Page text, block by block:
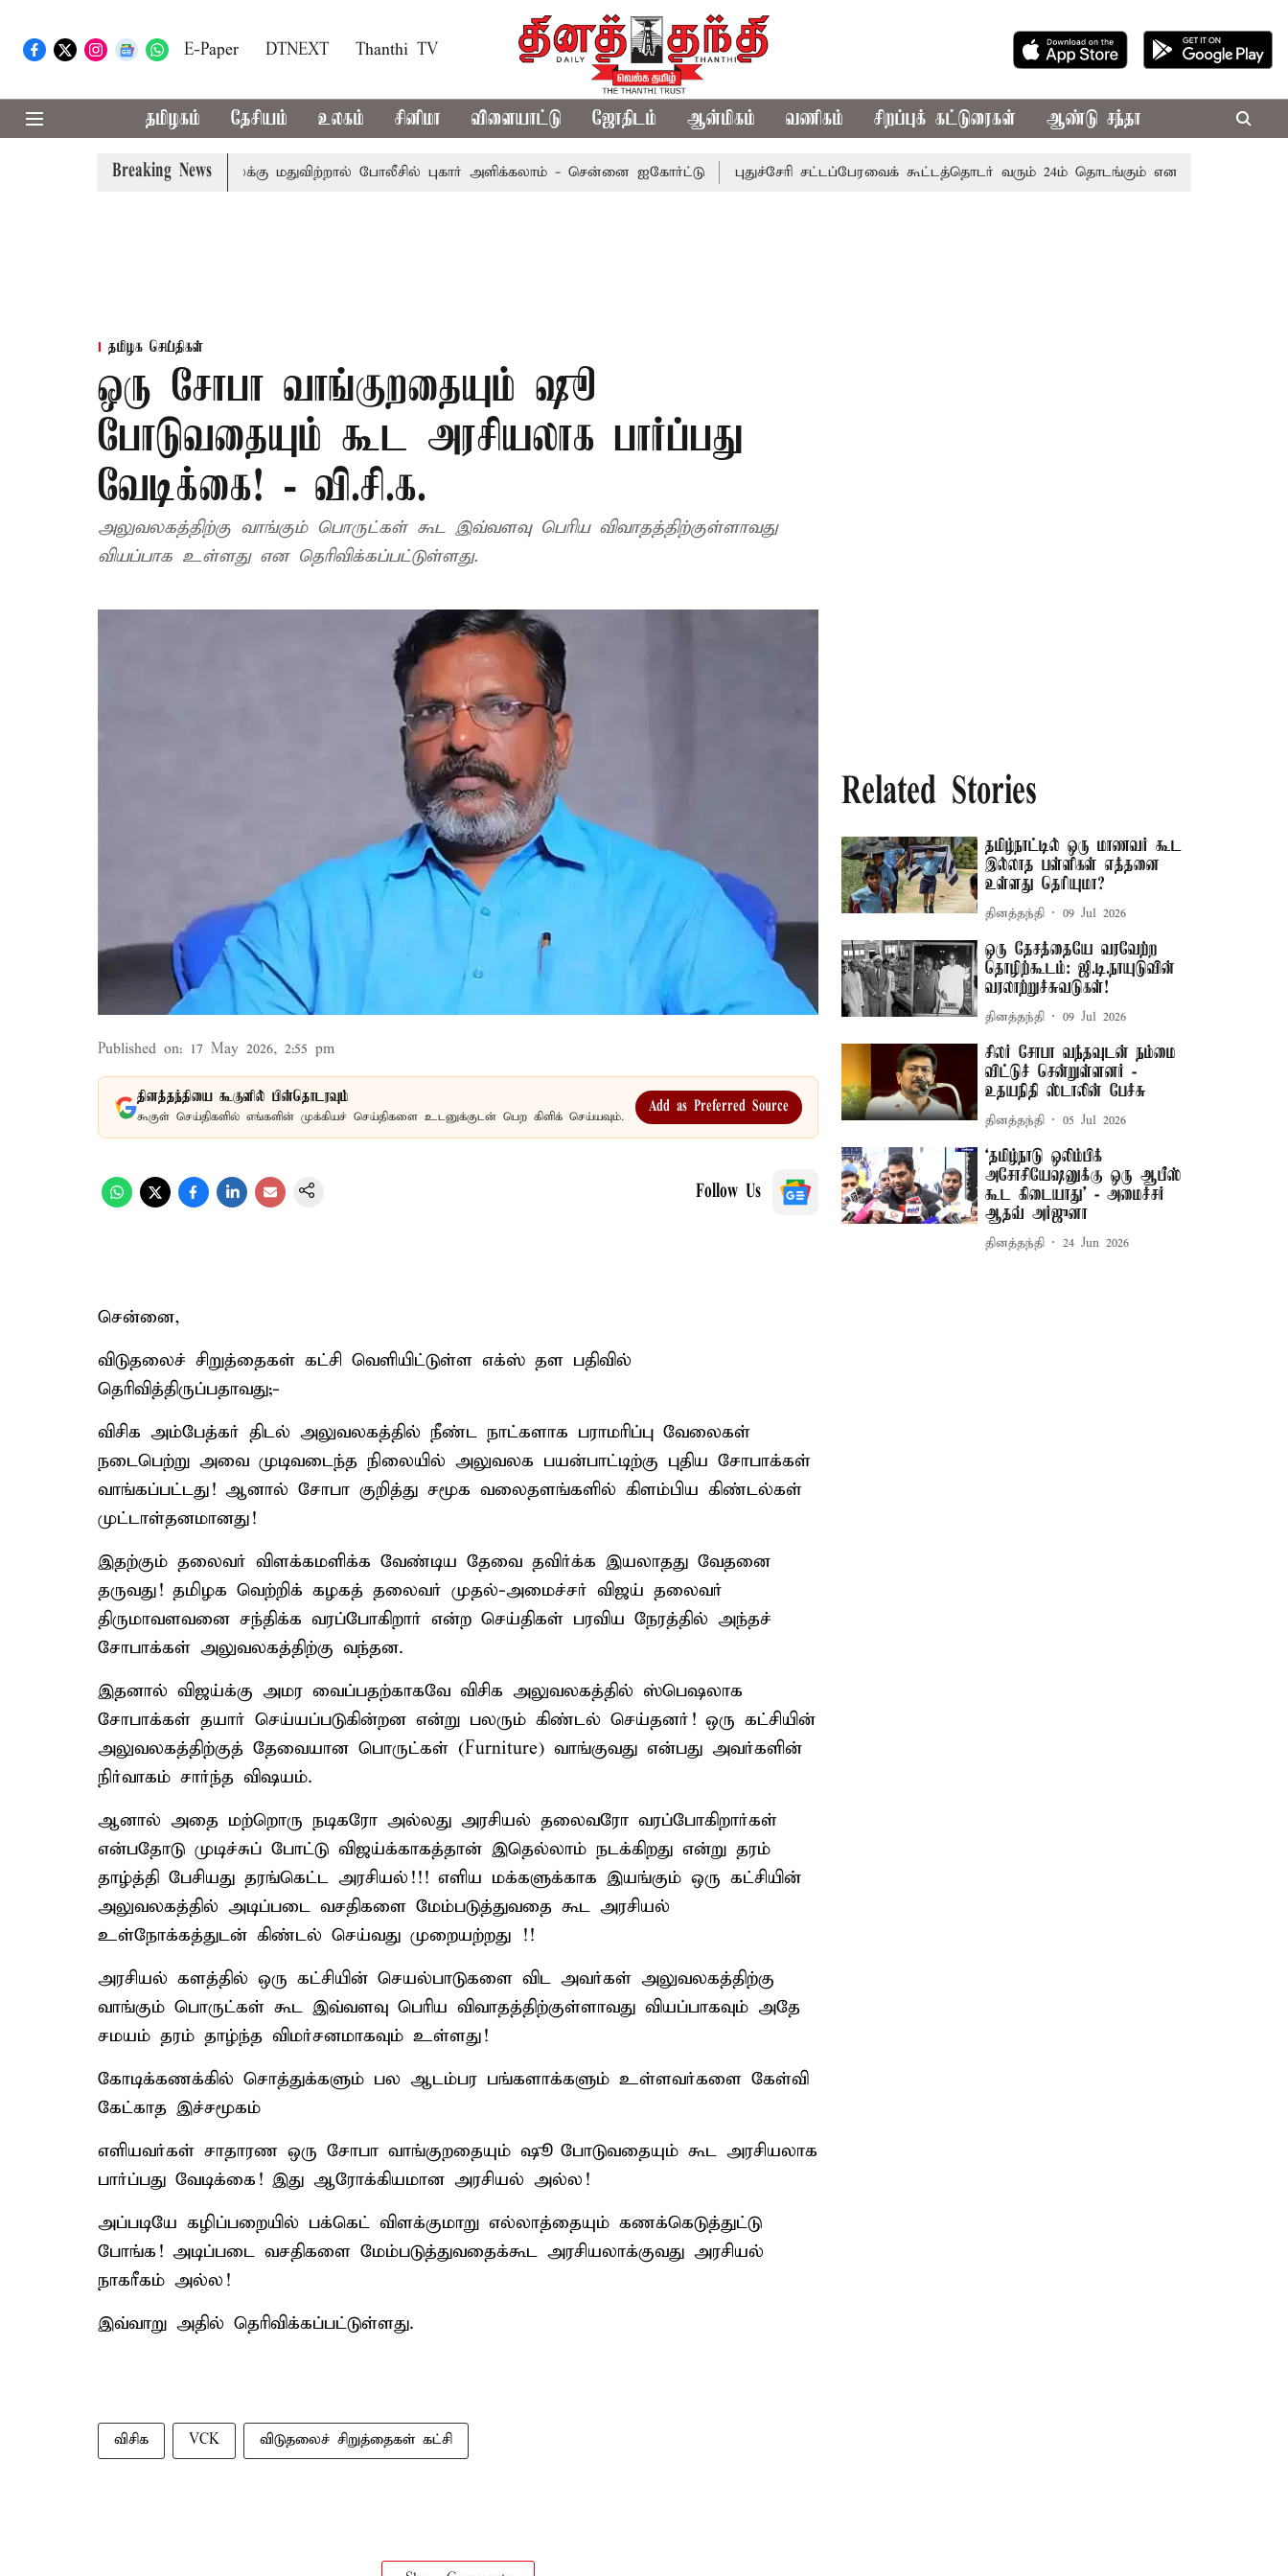
E-Paper DTNEXT Thanthi TV
தமிழகம் தேசியம் உலகம் சினிமா விளையாட்டு ஜோதிடம் ஆன்மிகம் வணிகம் சிறப்புக் கட்டுரைகள் ஆண்டு சந்தா
Breaking News
கடைகளில் கூடுதல் விலைக்கு மதுவிற்றால் போலீசில் புகார் அளிக்கலாம் - சென்னை ஐகோர்ட்டு புதுச்சேரி சட்டப்பேரவைக் கூட்டத்தொடர் வரும் 24ம் தொடங்கும் என அறிவிப்பு
தமிழக செய்திகள்
ஒரு சோபா வாங்குறதையும் ஷூ
போடுவதையும் கூட அரசியலாக பார்ப்பது
வேடிக்கை! - வி.சி.க.
அலுவலகத்திற்கு வாங்கும் பொருட்கள் கூட இவ்வளவு பெரிய விவாதத்திற்குள்ளாவது
வியப்பாக உள்ளது என தெரிவிக்கப்பட்டுள்ளது.
Published on: 17 May 2026, 2:55 pm
தினத்தந்தியை கூகுளில் பின்தொடரவும்
கூகுள் செய்திகளில் எங்களின் முக்கியச் செய்திகளை உடனுக்குடன் பெற கிளிக் செய்யவும்.
Add as Preferred Source
Follow Us
சென்னை,
விடுதலைச் சிறுத்தைகள் கட்சி வெளியிட்டுள்ள எக்ஸ் தள பதிவில்
தெரிவித்திருப்பதாவது;-
விசிக அம்பேத்கர் திடல் அலுவலகத்தில் நீண்ட நாட்களாக பராமரிப்பு வேலைகள்
நடைபெற்று அவை முடிவடைந்த நிலையில் அலுவலக பயன்பாட்டிற்கு புதிய சோபாக்கள்
வாங்கப்பட்டது! ஆனால் சோபா குறித்து சமூக வலைதளங்களில் கிளம்பிய கிண்டல்கள்
முட்டாள்தனமானது!
இதற்கும் தலைவர் விளக்கமளிக்க வேண்டிய தேவை தவிர்க்க இயலாதது வேதனை
தருவது! தமிழக வெற்றிக் கழகத் தலைவர் முதல்-அமைச்சர் விஜய் தலைவர்
திருமாவளவனை சந்திக்க வரப்போகிறார் என்ற செய்திகள் பரவிய நேரத்தில் அந்தச்
சோபாக்கள் அலுவலகத்திற்கு வந்தன.
இதனால் விஜய்க்கு அமர வைப்பதற்காகவே விசிக அலுவலகத்தில் ஸ்பெஷலாக
சோபாக்கள் தயார் செய்யப்படுகின்றன என்று பலரும் கிண்டல் செய்தனர்! ​ஒரு கட்சியின்
அலுவலகத்திற்குத் தேவையான பொருட்கள் (Furniture) வாங்குவது என்பது அவர்களின்
நிர்வாகம் சார்ந்த விஷயம்.
ஆனால் அதை மற்றொரு நடிகரோ அல்லது அரசியல் தலைவரோ வரப்போகிறார்கள்
என்பதோடு முடிச்சுப் போட்டு விஜய்க்காகத்தான் இதெல்லாம் நடக்கிறது என்று தரம்
தாழ்த்தி பேசியது தரங்கெட்ட அரசியல்!!! ​எளிய மக்களுக்காக இயங்கும் ஒரு கட்சியின்
அலுவலகத்தில் அடிப்படை வசதிகளை மேம்படுத்துவதை கூட அரசியல்
உள்நோக்கத்துடன் கிண்டல் செய்வது முறையற்றது !!
​அரசியல் களத்தில் ஒரு கட்சியின் செயல்பாடுகளை விட அவர்கள் அலுவலகத்திற்கு
வாங்கும் பொருட்கள் கூட இவ்வளவு பெரிய விவாதத்திற்குள்ளாவது வியப்பாகவும் அதே
சமயம் தரம் தாழ்ந்த விமர்சனமாகவும் உள்ளது!
கோடிக்கணக்கில் சொத்துக்களும் பல ஆடம்பர பங்களாக்களும் உள்ளவர்களை கேள்வி
கேட்காத இச்சமூகம்
எளியவர்கள் சாதாரண ஒரு சோபா வாங்குறதையும் ஷூ போடுவதையும் கூட அரசியலாக
பார்ப்பது வேடிக்கை! இது ஆரோக்கியமான அரசியல் அல்ல!
அப்படியே கழிப்பறையில் பக்கெட் விளக்குமாறு எல்லாத்தையும் கணக்கெடுத்துட்டு
போங்க! அடிப்படை வசதிகளை மேம்படுத்துவதைக்கூட அரசியலாக்குவது அரசியல்
நாகரீகம் அல்ல!
இவ்வாறு அதில் தெரிவிக்கப்பட்டுள்ளது.
விசிக VCK விடுதலைச் சிறுத்தைகள் கட்சி
Related Stories
தமிழ்நாட்டில் ஒரு மாணவர் கூட
இல்லாத பள்ளிகள் எத்தனை
உள்ளது தெரியுமா?
தினத்தந்தி 09 Jul 2026
ஒரு தேசத்தையே வரவேற்ற
தொழிற்கூடம்: ஜி.டி.நாயுடுவின்
வரலாற்றுச்சுவடுகள்!
தினத்தந்தி 09 Jul 2026
சிலர் சோபா வந்தவுடன் நம்மை
விட்டுச் சென்றுள்ளனர் -
உதயநிதி ஸ்டாலின் பேச்சு
தினத்தந்தி 05 Jul 2026
‘தமிழ்நாடு ஒலிம்பிக்
அசோசியேஷனுக்கு ஒரு ஆபீஸ்
கூட கிடையாது’ - அமைச்சர்
ஆதவ் அர்ஜுனா
தினத்தந்தி 24 Jun 2026